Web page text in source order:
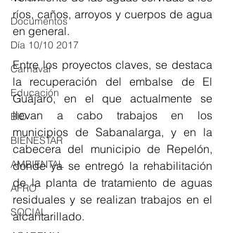
Documentos
Día 10/10 2017
Carnaval
Educación
BID
BIENESTAR
AMBIENTAL
AFRO
SOCIAL
ríos, caños, arroyos y cuerpos de agua
en general.
Entre los proyectos claves, se destaca
la recuperación del embalse de El
Guájaro, en el que actualmente se
llevan a cabo trabajos en los
municipios de Sabanalarga, y en la
cabecera del municipio de Repelón,
donde ya se entregó la rehabilitación
de la planta de tratamiento de aguas
residuales y se realizan trabajos en el
alcantarillado.